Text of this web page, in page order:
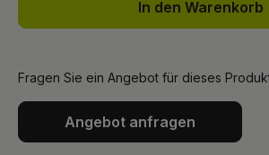
In den Warenkorb
Fragen Sie ein Angebot für dieses
Angebot anfragen